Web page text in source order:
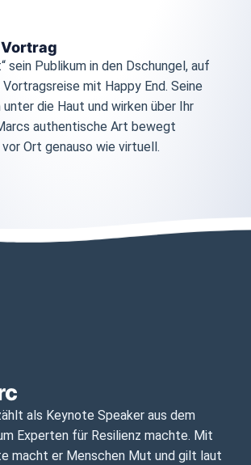
sein Publikum in den Dschungel, auf
mit Happy End. Seine
die Haut und wirken über Ihr
authentische Art bewegt
Ort genauso wie virtuell.
als Keynote Speaker aus dem
Experten für Resilienz machte. Mit
macht er Menschen Mut und gilt laut